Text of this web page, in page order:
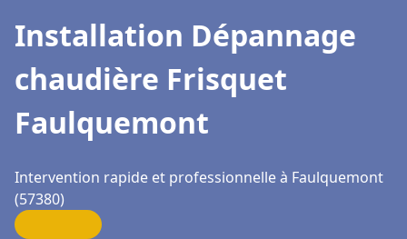
Installation Dépannage
chaudière Frisquet
Faulquemont
Intervention rapide et professionnelle à Faulquemont
(57380)